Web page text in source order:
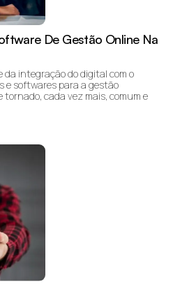
De Gestão Online Na
da integração do digital com o
e softwares para a gestão
cada vez mais, comum e